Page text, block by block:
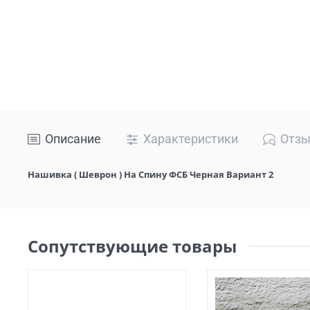
Описание Характеристики
Нашивка ( Шеврон ) На Спину ФСБ Черная Вариант 2
Сопутствующие товары